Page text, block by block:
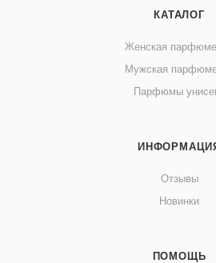
КАТАЛОГ
Женская
Мужская
Парфюмы
Отзывы
Новинки
ПОМОЩЬ